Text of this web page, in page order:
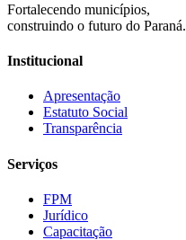
Fortalecendo municípios,
construindo o futuro do Paraná.
Institucional
Apresentação
Estatuto Social
Transparência
Serviços
FPM
Jurídico
Capacitação